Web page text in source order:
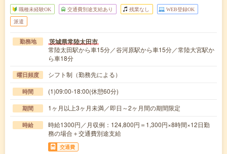
職種未経験OK 交通費別途支給あり 残業なし WEB登録OK
派遣
勤務地 茨城県常陸太田市
常陸太田駅から車15分／谷河原駅から車15分／常陸大宮駅か
ら車18分
曜日頻度 シフト制（勤務先による）
時間 (1)09:00-18:00(休憩60分)
期間 1ヶ月以上3ヶ月未満／即日～2ヶ月間の期間限定
時給
時給1300円／月収例：124,800円＝1,300円×8時間×12日勤
務の場合＋交通費別途支給
交通費